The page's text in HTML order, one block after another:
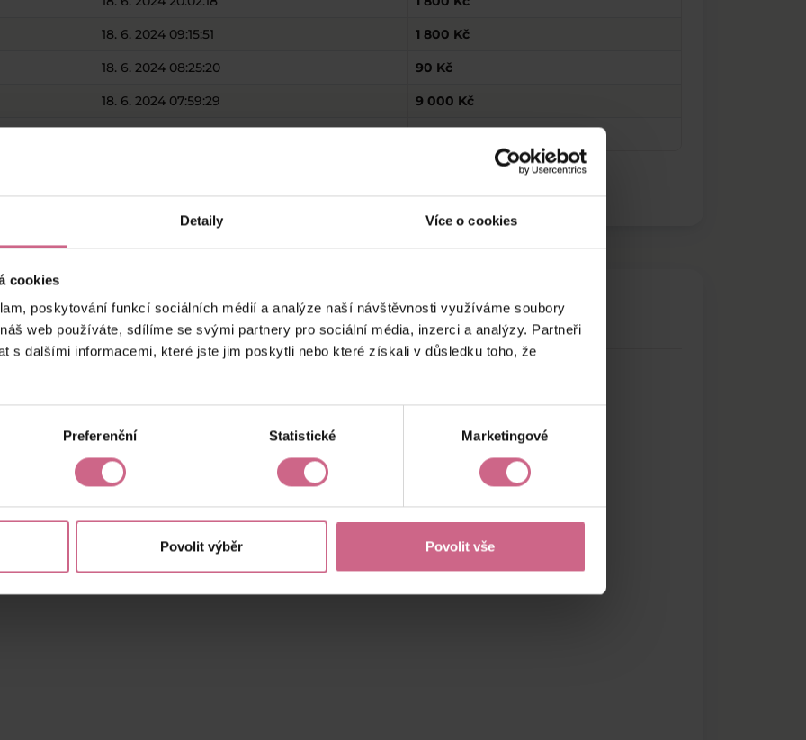
Detaily Více o cookies
cookies
poskytování funkcí sociálních médií a analýze naší návštěvnosti využíváme soubory
web používáte, sdílíme se svými partnery pro sociální média, inzerci a analýzy. Partneři
s dalšími informacemi, které jste jim poskytli nebo které získali v důsledku toho, že
Preferenční Statistické Marketingové
Povolit výběr Povolit vše
18. 6. 2024 09:15:51 1 800 Kč
18. 6. 2024 08:25:20 90 Kč
18. 6. 2024 07:59:29 9 000 Kč